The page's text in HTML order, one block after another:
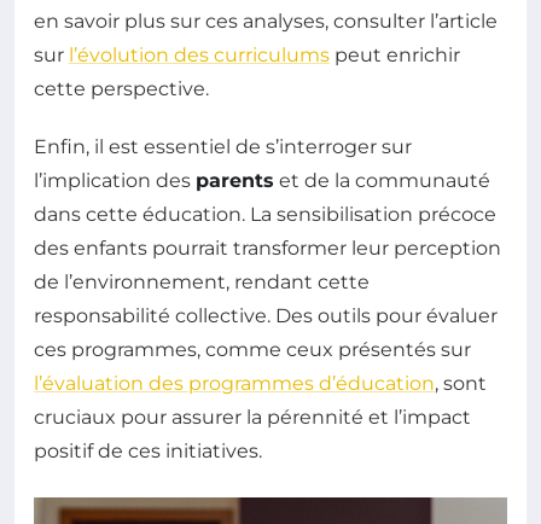
en savoir plus sur ces analyses, consulter l’article
sur l’évolution des curriculums peut enrichir
cette perspective.
Enfin, il est essentiel de s’interroger sur
l’implication des parents et de la communauté
dans cette éducation. La sensibilisation précoce
des enfants pourrait transformer leur perception
de l’environnement, rendant cette
responsabilité collective. Des outils pour évaluer
ces programmes, comme ceux présentés sur
l’évaluation des programmes d’éducation, sont
cruciaux pour assurer la pérennité et l’impact
positif de ces initiatives.